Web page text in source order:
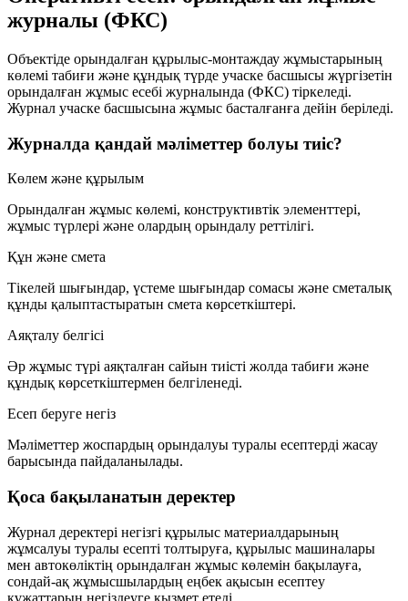
журналы (ФКС)
Объектіде орындалған құрылыс-монтаждау жұмыстарының
көлемі табиғи және құндық түрде учаске басшысы жүргізетін
орындалған жұмыс есебі журналында (ФКС) тіркеледі.
Журнал учаске басшысына жұмыс басталғанға дейін беріледі.
Журналда қандай мәліметтер болуы тиіс?
Көлем және құрылым
Орындалған жұмыс көлемі, конструктивтік элементтері,
жұмыс түрлері және олардың орындалу реттілігі.
Құн және смета
Тікелей шығындар, үстеме шығындар сомасы және сметалық
құнды қалыптастыратын смета көрсеткіштері.
Аяқталу белгісі
Әр жұмыс түрі аяқталған сайын тиісті жолда табиғи және
құндық көрсеткіштермен белгіленеді.
Есеп беруге негіз
Мәліметтер жоспардың орындалуы туралы есептерді жасау
барысында пайдаланылады.
Қоса бақыланатын деректер
Журнал деректері негізгі құрылыс материалдарының
жұмсалуы туралы есепті толтыруға, құрылыс машиналары
мен автокөліктің орындалған жұмыс көлемін бақылауға,
сондай-ақ жұмысшылардың еңбек ақысын есептеу
құжаттарын негіздеуге қызмет етеді.